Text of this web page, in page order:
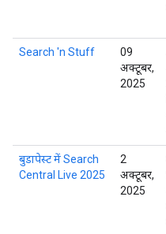
Search 'n Stuff
09
अक्टूबर,
2025
बुडापेस्ट में Search
Central Live 2025
2
अक्टूबर,
2025